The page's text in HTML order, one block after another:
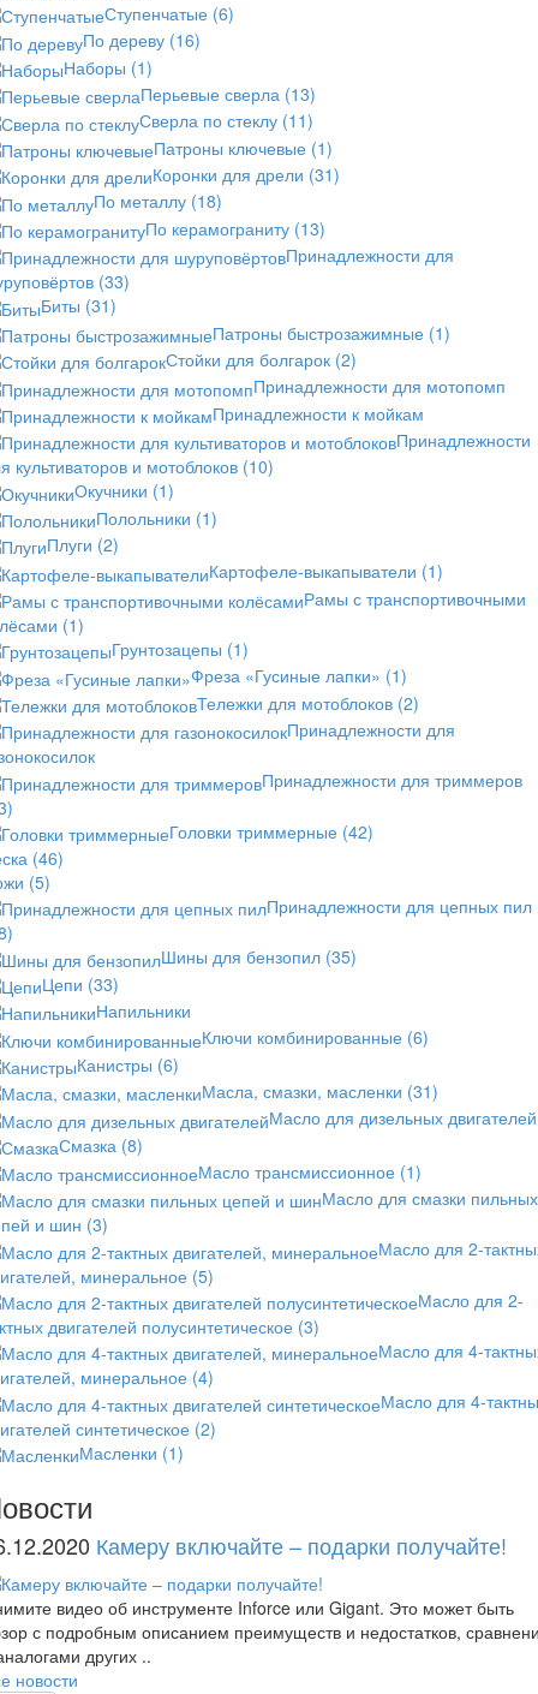
Ступенчатые (6)
По дереву (16)
Наборы (1)
Перьевые сверла (13)
Сверла по стеклу (11)
Патроны ключевые (1)
Коронки для дрели (31)
По металлу (18)
По керамограниту (13)
Принадлежности для
(33)
Биты (31)
Патроны быстрозажимные (1)
Стойки для болгарок (2)
Принадлежности для мотопомп
Принадлежности к мойкам
Принадлежности
культиваторов и мотоблоков (10)
Окучники (1)
Полольники (1)
Плуги (2)
Картофеле-выкапыватели (1)
Рамы с транспортивочными
(1)
Грунтозацепы (1)
Фреза «Гусиные лапки» (1)
Тележки для мотоблоков (2)
Принадлежности для
Принадлежности для триммеров
Головки триммерные (42)
(46)
(5)
Принадлежности для цепных пил
Шины для бензопил (35)
Цепи (33)
Напильники
Ключи комбинированные (6)
Канистры (6)
Масла, смазки, масленки (31)
Масло для дизельных двигателей
Смазка (8)
Масло трансмиссионное (1)
Масло для смазки пильных
и шин (3)
Масло для 2-
минеральное (5)
Масло для 2-
двигателей полусинтетическое (3)
Масло для 4-
минеральное (4)
Масло для 4-
синтетическое (2)
Масленки (1)
Камеру включайте – подарки получайте!
видео об инструменте Inforce или Gigant. Это может быть
с подробным описанием преимуществ и недостатков,
других ..
новости